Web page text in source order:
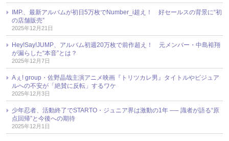
IMP.、最新アルバムが初日5万枚でNumber_i超え！ 好セールスの背景に“初
の店舗販売”
2025年12月21日
Hey!Say!JUMP、アルバム初週20万枚で前作超え！ 元メンバー・中島裕翔
が漏らした“本音”とは？
2025年12月7日
Aぇ! group・佐野晶哉主演アニメ映画『トリツカレ男』タイトルやビジュア
ルへの不安が「絶賛に反転」するワケ
2025年12月3日
少年忍者、活動終了でSTARTO・ジュニア界は激動の1年 ── 識者が語る“原
点回帰”と今後への期待
2025年12月1日